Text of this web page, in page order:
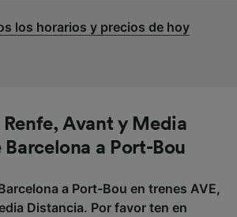
los horarios y precios de hoy
Renfe, Avant y Media
Barcelona a Port-Bou
a Port-Bou en trenes AVE,
Distancia. Por favor ten en